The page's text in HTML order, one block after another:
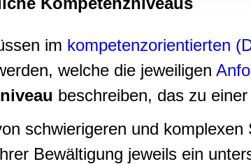
Website an unsere Partner für soziale Medien,
oder die sie im Rahmen Ihrer Nutzung der
im kompetenzorientierten
welche die jeweiligen
beschreiben, das zu
schwierigeren und komplexen
Bewältigung jeweils ein